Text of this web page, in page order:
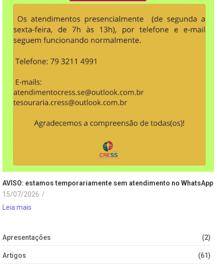
AVISO: estamos temporariamente sem atendimento no WhatsApp
15/07/2026 /
Leia mais
Apresentações (2)
Artigos (61)